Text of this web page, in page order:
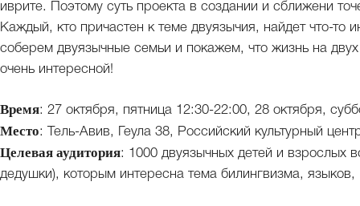
иврите. Поэтому суть проекта в создании и сближени
Каждый, кто причастен к теме двуязычия, найдет что-то
соберем двуязычные семьи и покажем, что жизнь на
очень интересной!
Время: 27 октября, пятница 12:30-22:00, 28 октября,
Место: Тель-Авив, Геула 38, Российский культурный
Целевая аудитория: 1000 двуязычных детей и взрослых
дедушки), которым интересна тема билингвизма, языков,